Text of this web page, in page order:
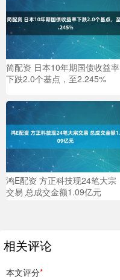
简配资 日本10年期国债收益率
下跌2.0个基点，至2.245%
鸿E配资 方正科技现24笔大宗
交易 总成交金额1.09亿元
相关评论
本文评分*